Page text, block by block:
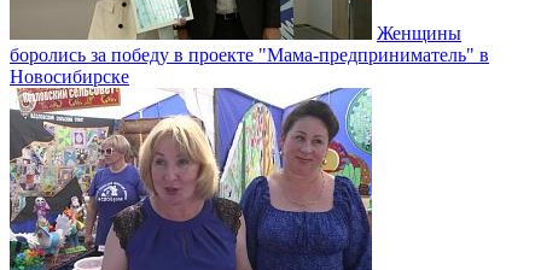
Женщины
боролись за победу в проекте "Мама-предприниматель" в
Новосибирске